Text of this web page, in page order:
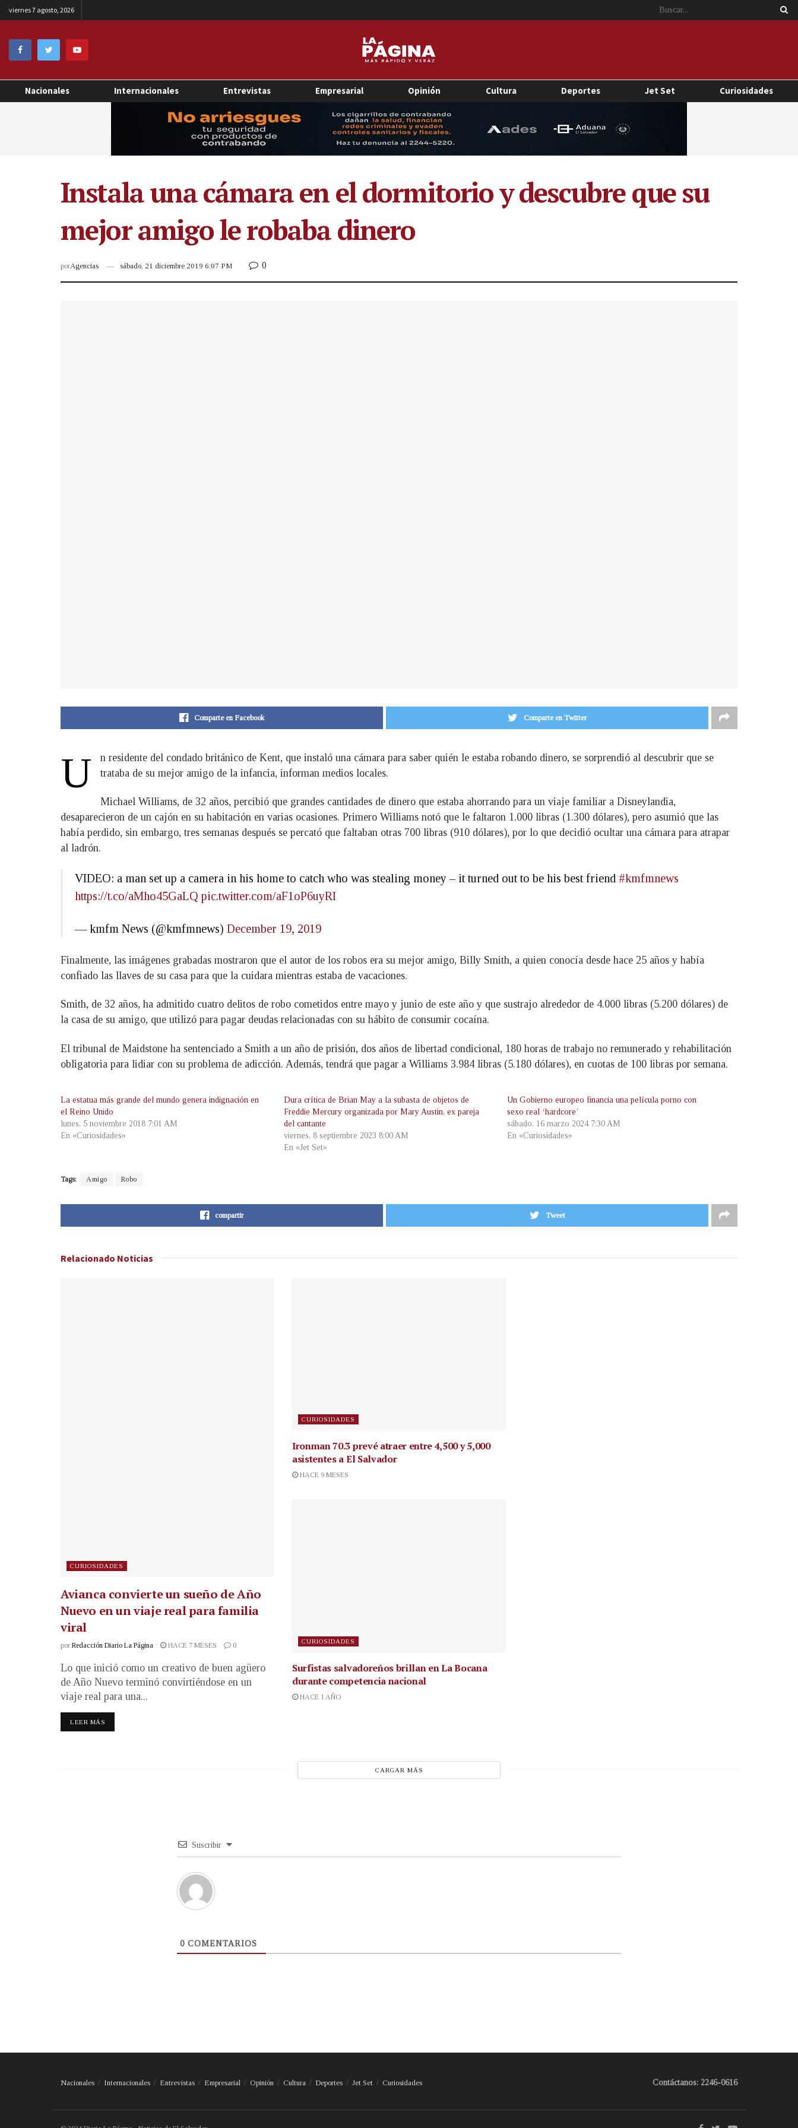
viernes 7 agosto, 2026
Nacionales Internacionales Entrevistas Empresarial Opinión Cultura Deportes Jet Set Curiosidades
Instala una cámara en el dormitorio y descubre que su
mejor amigo le robaba dinero
porAgencias sábado, 21 diciembre 2019 6:07 PM 0
Comparte en Facebook Comparte en Twitter
U
n residente del condado británico de Kent, que instaló una cámara para saber quién le estaba robando dinero, se sorprendió al descubrir que se
trataba de su mejor amigo de la infancia, informan medios locales.
Michael Williams, de 32 años, percibió que grandes cantidades de dinero que estaba ahorrando para un viaje familiar a Disneylandia,
desaparecieron de un cajón en su habitación en varias ocasiones. Primero Williams notó que le faltaron 1.000 libras (1.300 dólares), pero asumió que las
había perdido, sin embargo, tres semanas después se percató que faltaban otras 700 libras (910 dólares), por lo que decidió ocultar una cámara para atrapar
al ladrón.
VIDEO: a man set up a camera in his home to catch who was stealing money – it turned out to be his best friend #kmfmnews
https://t.co/aMho45GaLQ pic.twitter.com/aF1oP6uyRI
— kmfm News (@kmfmnews) December 19, 2019
Finalmente, las imágenes grabadas mostraron que el autor de los robos era su mejor amigo, Billy Smith, a quien conocía desde hace 25 años y había
confiado las llaves de su casa para que la cuidara mientras estaba de vacaciones.
Smith, de 32 años, ha admitido cuatro delitos de robo cometidos entre mayo y junio de este año y que sustrajo alrededor de 4.000 libras (5.200 dólares) de
la casa de su amigo, que utilizó para pagar deudas relacionadas con su hábito de consumir cocaína.
El tribunal de Maidstone ha sentenciado a Smith a un año de prisión, dos años de libertad condicional, 180 horas de trabajo no remunerado y rehabilitación
obligatoria para lidiar con su problema de adicción. Además, tendrá que pagar a Williams 3.984 libras (5.180 dólares), en cuotas de 100 libras por semana.
La estatua más grande del mundo genera indignación en
el Reino Unido
lunes, 5 noviembre 2018 7:01 AM
En «Curiosidades»
Dura crítica de Brian May a la subasta de objetos de
Freddie Mercury organizada por Mary Austin, ex pareja
del cantante
viernes, 8 septiembre 2023 8:00 AM
En «Jet Set»
Un Gobierno europeo financia una película porno con
sexo real ‘hardcore’
sábado, 16 marzo 2024 7:30 AM
En «Curiosidades»
Tags: Amigo Robo
compartir Tweet
Relacionado Noticias
CURIOSIDADES
Avianca convierte un sueño de Año
Nuevo en un viaje real para familia
viral
por Redacción Diario La Página HACE 7 MESES 0
Lo que inició como un creativo de buen agüero
de Año Nuevo terminó convirtiéndose en un
viaje real para una...
LEER MÁS
CURIOSIDADES
Ironman 70.3 prevé atraer entre 4,500 y 5,000
asistentes a El Salvador
HACE 9 MESES
CURIOSIDADES
Surfistas salvadoreños brillan en La Bocana
durante competencia nacional
HACE 1 AÑO
CARGAR MÁS
Suscribir
0 COMENTARIOS
Nacionales Internacionales Entrevistas Empresarial Opinión Cultura Deportes Jet Set Curiosidades Contáctanos: 2246-0616